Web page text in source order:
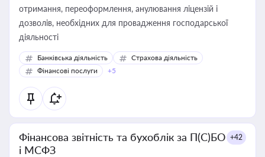
отримання, переоформлення, анулювання ліцензій і
дозволів, необхідних для провадження господарської
діяльності
Банківська діяльність
Страхова діяльність
Фінансові послуги
+5
Фінансова звітність та бухоблік за П(С)БО
і МСФЗ
+42